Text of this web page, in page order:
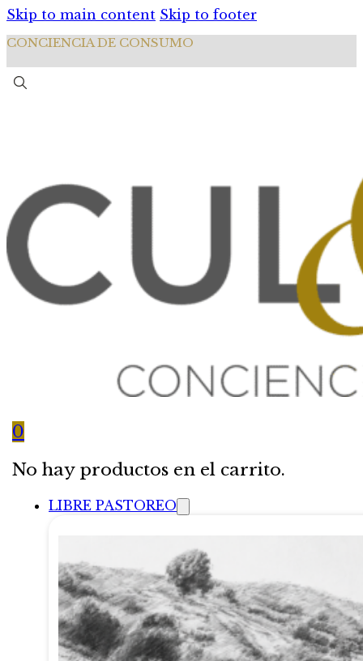
Skip to main content Skip to footer
CONCIENCIA DE CONSUMO
0
No hay productos en el carrito.
LIBRE PASTOREO